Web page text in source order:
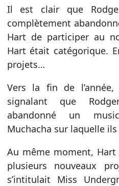
Il est clair que
complètement
Hart de participer au
Hart était catégorique.
projets…
Vers la fin de
signalant que
abandonné un
Muchacha sur laquelle
Au même moment,
plusieurs nouveaux
s’intitulait Miss